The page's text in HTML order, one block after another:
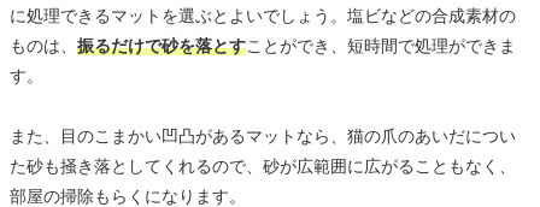
に処理できるマットを選ぶとよいでしょう。塩ビなどの合成素材の
ものは、 振るだけで砂を落とすことができ、短時間で処理ができま
す。
また、目のこまかい凹凸があるマットなら、猫の爪のあいだについ
た砂も掻き落としてくれるので、砂が広範囲に広がることもなく、
部屋の掃除もらくになります。